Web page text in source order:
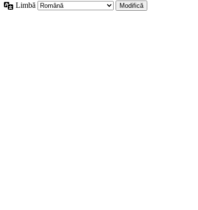
Limbă